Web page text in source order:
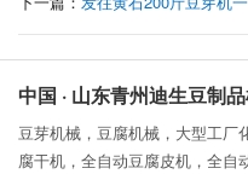
中国 · 山东青州迪生豆制
豆芽机械，豆腐机械，大型工厂
腐干机，全自动豆腐皮机，全自